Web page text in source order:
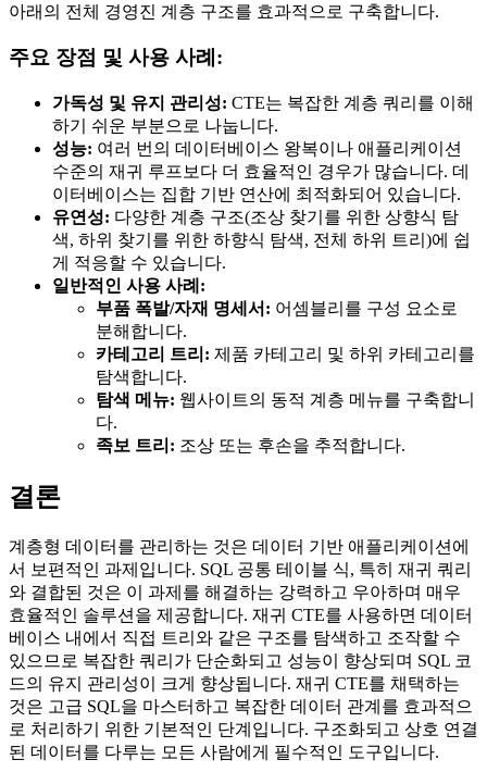
아래의 전체 경영진 계층 구조를 효과적으로 구축합니다.
주요 장점 및 사용 사례:
가독성 및 유지 관리성: CTE는 복잡한 계층 쿼리를 이해
하기 쉬운 부분으로 나눕니다.
성능: 여러 번의 데이터베이스 왕복이나 애플리케이션
수준의 재귀 루프보다 더 효율적인 경우가 많습니다. 데
이터베이스는 집합 기반 연산에 최적화되어 있습니다.
유연성: 다양한 계층 구조(조상 찾기를 위한 상향식 탐
색, 하위 찾기를 위한 하향식 탐색, 전체 하위 트리)에 쉽
게 적응할 수 있습니다.
일반적인 사용 사례:
부품 폭발/자재 명세서: 어셈블리를 구성 요소로
분해합니다.
카테고리 트리: 제품 카테고리 및 하위 카테고리를
탐색합니다.
탐색 메뉴: 웹사이트의 동적 계층 메뉴를 구축합니
다.
족보 트리: 조상 또는 후손을 추적합니다.
결론
계층형 데이터를 관리하는 것은 데이터 기반 애플리케이션에
서 보편적인 과제입니다. SQL 공통 테이블 식, 특히 재귀 쿼리
와 결합된 것은 이 과제를 해결하는 강력하고 우아하며 매우
효율적인 솔루션을 제공합니다. 재귀 CTE를 사용하면 데이터
베이스 내에서 직접 트리와 같은 구조를 탐색하고 조작할 수
있으므로 복잡한 쿼리가 단순화되고 성능이 향상되며 SQL 코
드의 유지 관리성이 크게 향상됩니다. 재귀 CTE를 채택하는
것은 고급 SQL을 마스터하고 복잡한 데이터 관계를 효과적으
로 처리하기 위한 기본적인 단계입니다. 구조화되고 상호 연결
된 데이터를 다루는 모든 사람에게 필수적인 도구입니다.